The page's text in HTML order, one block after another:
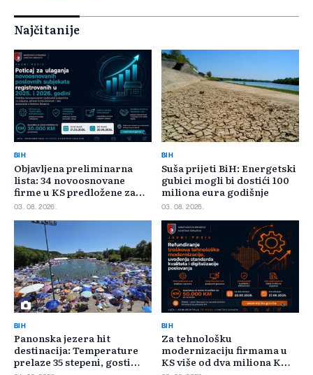
Najčitanije
BIH
Objavljena preliminarna
lista: 34 novoosnovane
firme u KS predložene za
400.000 KM poticaja
03. 08. 2026.
BIH
Suša prijeti BiH: Energetski
gubici mogli bi dostići 100
miliona eura godišnje
03. 08. 2026.
BIH
Panonska jezera hit
destinacija: Temperature
prelaze 35 stepeni, gosti
BIH
Za tehnološku
modernizaciju firmama u
KS više od dva miliona KM,